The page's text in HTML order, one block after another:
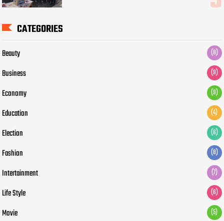
CATEGORIES
Beauty (8)
Business (9)
Economy (9)
Education (4)
Election (6)
Fashion (8)
Intertainment (7)
Life Style (6)
Movie (5)